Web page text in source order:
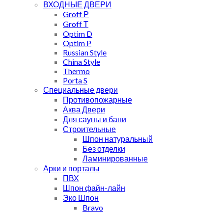
ВХОДНЫЕ ДВЕРИ
Groff Р
Groff Т
Optim D
Optim P
Russian Style
China Style
Thermo
Porta S
Специальные двери
Противопожарные
Аква Двери
Для сауны и бани
Строительные
Шпон натуральный
Без отделки
Ламинированные
Арки и порталы
ПВХ
Шпон файн-лайн
Эко Шпон
Bravo